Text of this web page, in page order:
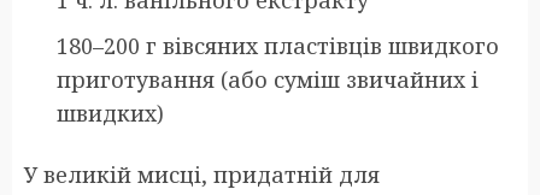
180–200 г вівсяних пластівців швидкого
приготування (або суміш звичайних і
швидких)
У великій мисці, придатній для